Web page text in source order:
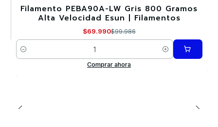
-30%
Filamento PEBA90A-LW Gris 800 Gramos
Alta Velocidad Esun | Filamentos
$69.990$99.986
Cantidad
Comprar ahora